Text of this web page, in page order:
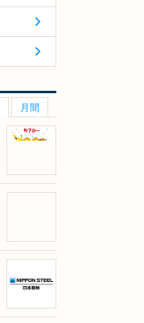
月間